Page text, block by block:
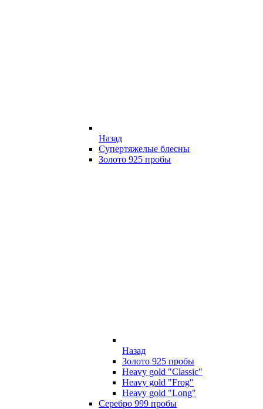
Назад
Супертяжелые блесны
Золото 925 пробы
Назад
Золото 925 пробы
Heavy gold "Classic"
Heavy gold "Frog"
Heavy gold "Long"
Серебро 999 пробы